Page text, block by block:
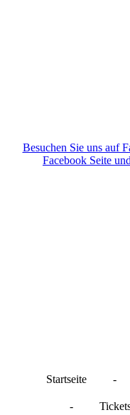
Besuchen Sie uns auf
Facebook Seite
Startseite -
-